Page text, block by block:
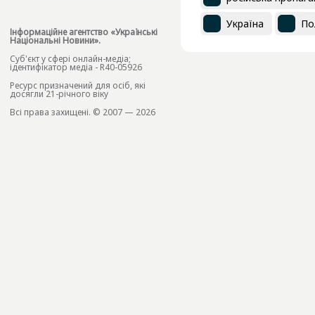
Інформаційне агентство «Українські
Національні Новини».
Cуб'єкт у сфері онлайн-медіа;
ідентифікатор медіа - R40-05926
Ресурс призначений для осіб, які
досягли 21-річного віку
Всі права захищені. © 2007 — 2026
Україна